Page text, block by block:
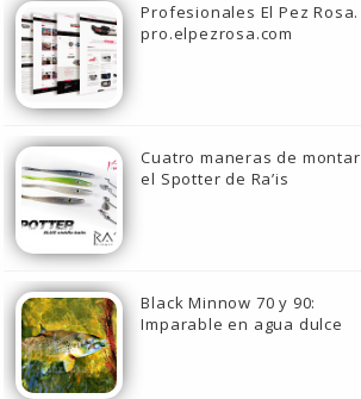
Profesionales El Pez Rosa.
pro.elpezrosa.com
Cuatro maneras de montar
el Spotter de Ra’is
Black Minnow 70 y 90:
Imparable en agua dulce